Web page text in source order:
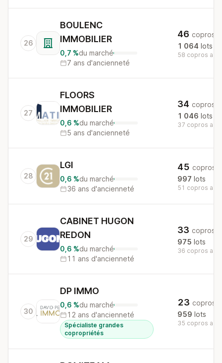
26
BOULENC
IMMOBILIER
0,7 %du marché
7 ans d'ancienneté
46 copros
1 064 lots
58 copros au
27
FLOORS
IMMOBILIER
0,6 %du marché
5 ans d'ancienneté
34 copros
1 046 lots
37 copros au
28
LGI
0,6 %du marché
36 ans d'ancienneté
45 copros
997 lots
51 copros au
29
CABINET HUGON
REDON
0,6 %du marché
11 ans d'ancienneté
33 copros
975 lots
36 copros au
30
DP IMMO
0,6 %du marché
12 ans d'ancienneté
Spécialiste grandes
copropriétés
23 copros
959 lots
35 copros au